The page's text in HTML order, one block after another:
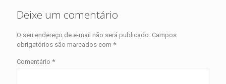
Deixe um comentário
O seu endereço de e-mail não será publicado. Campos
obrigatórios são marcados com *
Comentário *